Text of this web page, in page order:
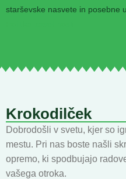
starševske nasvete in posebne
Krokodilček
Dobrodošli v svetu, kjer so
mestu. Pri nas boste našli
opremo, ki spodbujajo
vašega otroka.